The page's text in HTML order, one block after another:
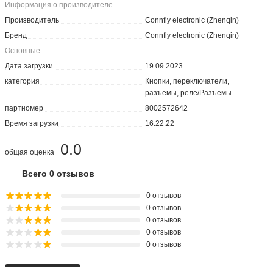
Информация о производителе
Производитель
Connfly electronic (Zhenqin)
Бренд
Connfly electronic (Zhenqin)
Основные
Дата загрузки
19.09.2023
категория
Кнопки, переключатели,
разъемы, реле/Разъемы
партномер
8002572642
Время загрузки
16:22:22
0.0
общая оценка
Всего 0 отзывов
0 отзывов
0 отзывов
0 отзывов
0 отзывов
0 отзывов